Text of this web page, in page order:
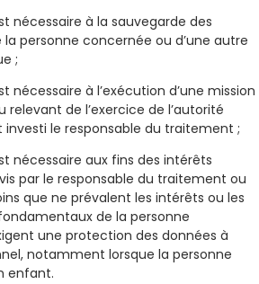
nécessaire à la sauvegarde des
personne concernée ou d’une autre
;
nécessaire à l’exécution d’une mission
relevant de l’exercice de l’autorité
le responsable du traitement ;
nécessaire aux fins des intérêts
par le responsable du traitement ou
que ne prévalent les intérêts ou les
de la personne
une protection des données à
notamment lorsque la personne
enfant.